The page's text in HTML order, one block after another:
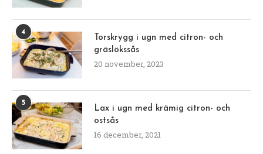
4
Torskrygg i ugn med citron- och
gräslökssås
20 november, 2023
5
Lax i ugn med krämig citron- och
ostsås
16 december, 2021